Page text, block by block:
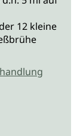
12 kleine